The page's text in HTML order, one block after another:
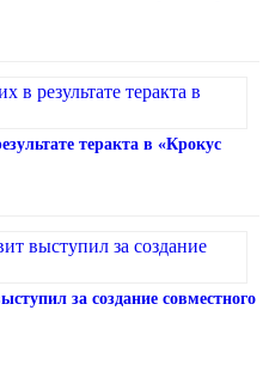
теракта в «Крокус
за создание совместного